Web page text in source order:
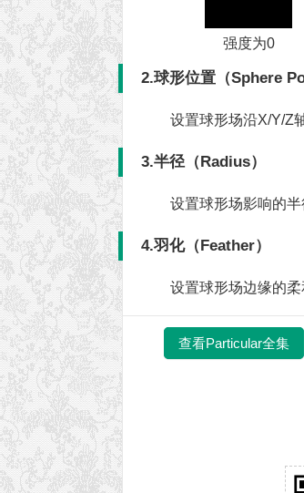
强度为0
2.球形位置（Sphere
设置球形场沿X/Y/Z
3.半径（Radius）
设置球形场影响的半
4.羽化（Feather）
设置球形场边缘的
查看Particular全集